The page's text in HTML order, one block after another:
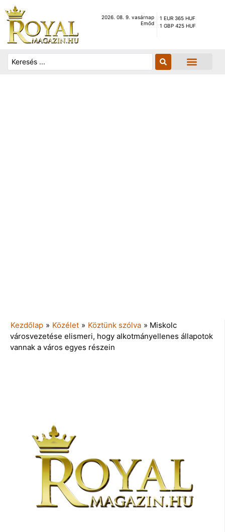
2026. 08. 9. vasárnap
Emőd
1 EUR 365 HUF
1 GBP 425 HUF
Kezdőlap » Közélet » Köztünk szólva » Miskolc
városvezetése elismeri, hogy alkotmányellenes állapotok
vannak a város egyes részein